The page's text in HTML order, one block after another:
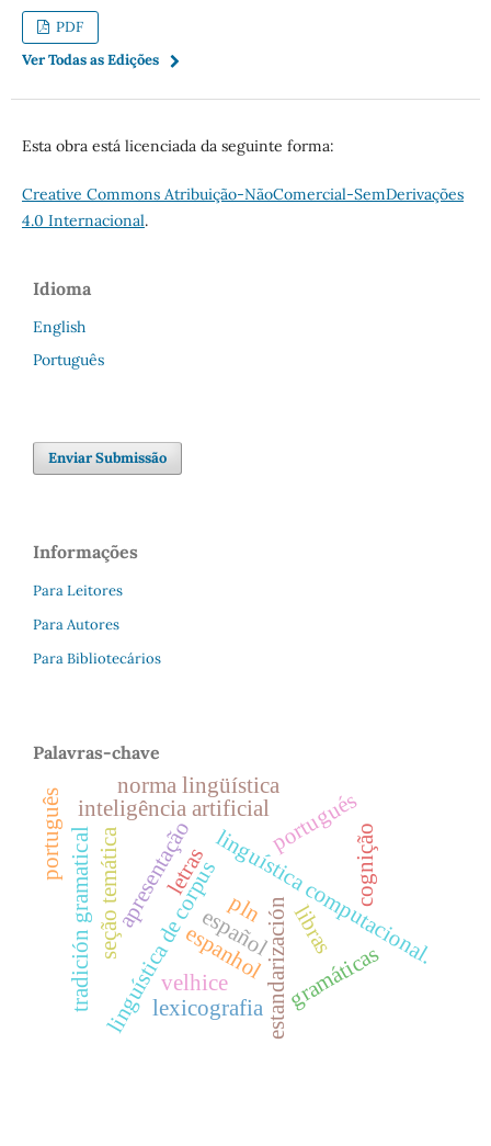
PDF
Ver Todas as Edições
Esta obra está licenciada da seguinte forma:
Creative Commons Atribuição-NãoComercial-SemDerivações
4.0 Internacional.
Idioma
English
Português
Enviar Submissão
Informações
Para Leitores
Para Autores
Para Bibliotecários
Palavras-chave
linguística de corpuslinguística computacional.
inteligência artificial
letras
apresentação
seção temática cognição
estandarizacióngramáticas
tradición gramatical
norma lingüística
portugués
español
português
espanhol libras
lexicografia
pln
velhice